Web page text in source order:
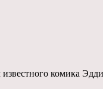
комика